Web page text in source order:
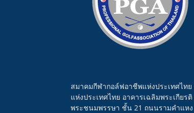
สมาคมกีฬากอล์ฟอาชีพแห่งประเทศไทย
แห่งประเทศไทย อาคารเฉลิมพระเกียร
พระชนมพรรษา ชั้น 21 ถนนรามคำแหง